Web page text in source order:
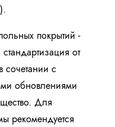
покрытий -
от
сочетании с
обновлениями
Для
рекомендуется